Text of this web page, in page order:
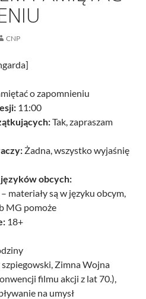
CNP
o zapomnieniu
11:00
Tak, zapraszam
Żadna, wszystko wyjaśnię
obcych:
materiały są w języku obcym,
MG pomoże
18+
Zimna Wojna
filmu akcji z lat 70.),
na umysł